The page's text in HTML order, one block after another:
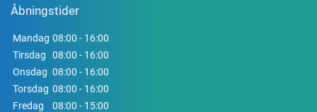
Åbningstider
Mandag 08:00 - 16:00
Tirsdag
08:00 - 16:00
Onsdag 08:00 - 16:00
Torsdag 08:00 - 16:00
Fredag
08:00 - 15:00